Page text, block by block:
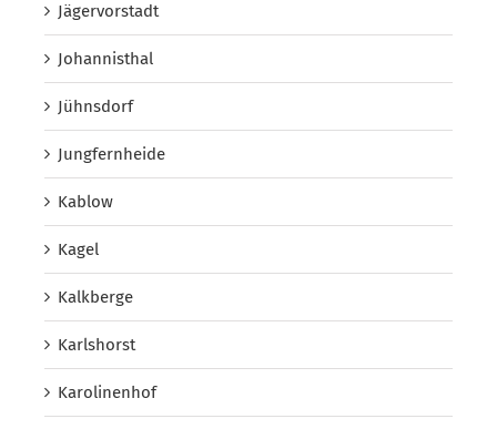
Jägervorstadt
Johannisthal
Jühnsdorf
Jungfernheide
Kablow
Kagel
Kalkberge
Karlshorst
Karolinenhof